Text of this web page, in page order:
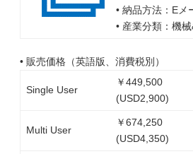
• 納品方法：Eメ
• 産業分類：機
• 販売価格（英語版、消費税別）
Single User
￥449,500
(USD2,900)
Multi User
￥674,250
(USD4,350)